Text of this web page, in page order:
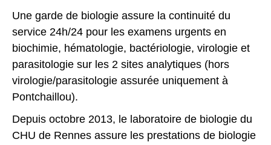
Une garde de biologie assure la continuité du
service 24h/24 pour les examens urgents en
biochimie, hématologie, bactériologie, virologie et
parasitologie sur les 2 sites analytiques (hors
virologie/parasitologie assurée uniquement à
Pontchaillou).
Depuis octobre 2013, le laboratoire de biologie du
CHU de Rennes assure les prestations de biologie